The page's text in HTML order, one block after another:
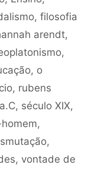
, filosofia
arendt,
,
, o
, rubens
, século XIX,
,
,
, vontade de